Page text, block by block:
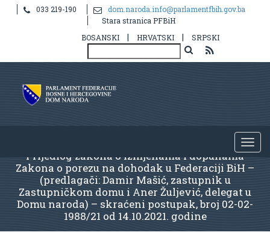
033 219-190
dom.naroda.info@parlamentfbih.gov.ba
Stara stranica PFBiH
BOSANSKI
| HRVATSKI | SRPSKI
Prijedlog zakona o izmjenama i dopunama
Zakona o porezu na dohodak u Federaciji BiH –
(predlagači: Damir Mašić, zastupnik u
Zastupničkom domu i Aner Žuljević, delegat u
Domu naroda) – skraćeni postupak, broj 02-02-
1988/21 od 14.10.2021. godine